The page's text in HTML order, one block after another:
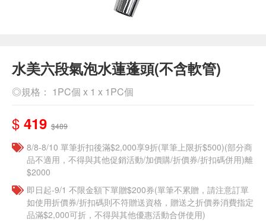
水美六段氣泡水蓮蓬頭(不含軟管)
◎規格： 1PC個 x 1 x 1PC個
$ 419 $489
8/8-8/10 單筆折扣後滿$2,000享9折(單筆上限折$500)(部分商
品不適用，不得與其他促銷活動/加價購/折價券/折扣碼併用)離
$2000
即日起-9/1 不限金額下單贈$200券(單筆不累贈，請注意訂單
如使用折價券/折扣碼則不符贈送資格，贈送之折價券消費指定
品滿$2,000可折，不得與其他優惠活動合併使用)